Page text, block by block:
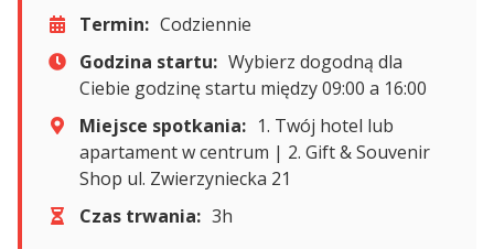
Termin: Codziennie
Godzina startu: Wybierz dogodną dla
Ciebie godzinę startu między 09:00 a 16:00
Miejsce spotkania: 1. Twój hotel lub
apartament w centrum | 2. Gift & Souvenir
Shop ul. Zwierzyniecka 21
Czas trwania: 3h